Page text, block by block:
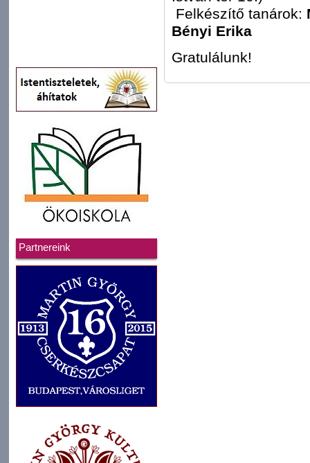
Partnereink
Felkészítő tanárok:
Bényi Erika
Gratulálunk!